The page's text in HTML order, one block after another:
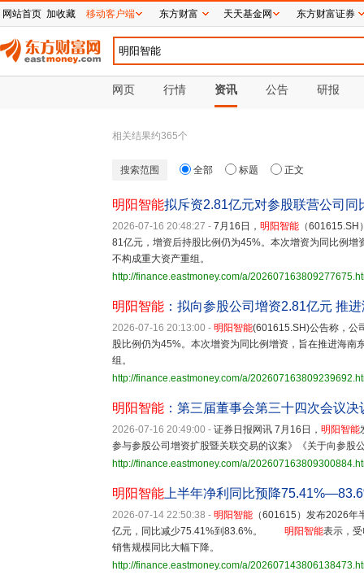
网页 行情 资讯 公告 研报
相关结果约365个
搜索范围 全部 标题 正文
明阳智能拟斥资2.81亿元对参股联营公司同
2026-07-16 20:48:27 - 7月16日， 明阳智能 （
81亿元，增资后持股比例仍为45%。本次增资为同比例
不构成重大资产重组。
http://finance.eastmoney.com/a/
明阳智能 ：拟向参股公司增资2.81亿元 推
2026-07-16 20:13:00 - 明阳智能(601615.SH)公告称，公
股比例仍为45%。本次增资为同比例增资，旨在推进海
组。
http://finance.eastmoney.com/a/
明阳智能 ：第三届董事会第三十四次会议决
2026-07-16 20:49:00 - 证券日报网讯 7月16日， 明阳智能
参与参股公司增资扩股暨关联交易的议案》《关于向参股
http://finance.eastmoney.com/a/
明阳智能 上半年净利同比预降
2026-07-14 22:50:38 - 明阳智能 （601615）发布2026
亿元，同比减少75.41%到83.6%。 明阳智能表示，
销售规模同比大幅下降。
http://finance.eastmoney.com/a/
网站首页 加收藏 移动客户端 东方财富 天天基金网 东方财富证券